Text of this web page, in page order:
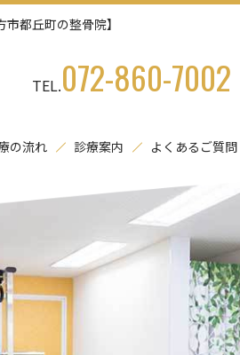
都丘町の整骨院】
TEL.072-860-7002
の流れ 診療案内 よくあるご質問